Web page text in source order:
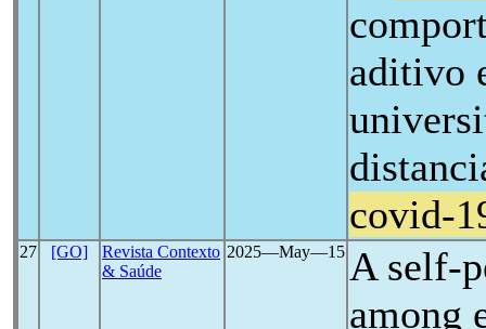
aditivo
covid-
27 [GO]
Revista Contexto
& Saúde
2025―May―15 A self-
among